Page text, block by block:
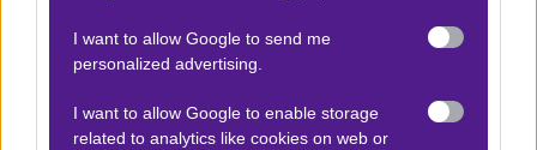
I want to allow Google to send me
personalized advertising.
I want to allow Google to enable storage
related to analytics like cookies on web or
1.70
Αποτέλεσμα: 112-113